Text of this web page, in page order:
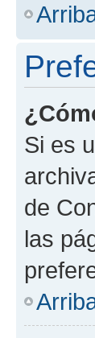
Si es
de
las